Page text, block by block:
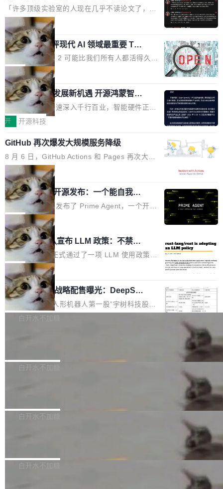
个表单字段，每个字段还有联动逻辑；比如我
想...
的严苛使用需求。 澎湃功率，紧凑机身 钛金雕1
600PG5 AI TOP具备强悍输出功率，同时实现
机身尺寸大幅精简。整机长度仅16厘米，属于同
功率段机身尺寸十分紧凑的1600W电源产品。小
巧机身有效提升市面主流标准A...
元。数字广告与公共关系相关服务市场更是从20
25年的8463亿美元扩张至2026年的8763亿美
元。数字的背后是一个清晰的事实——品牌对专
业化营销服务的需求从未如此迫切。 但市场扩容
的同时,服务商的竞争逻辑正在改变。2026年Top
Agency年度合辑的观察指出,“产品”这个离消费
者最近的载体,在整个品牌营销层面的权重显著变
高了。全域营销服务商的竞争正在从规模转向深
度,案例厚度、全域覆盖、多线协同...
了
「许多顶级实验室的人现在几乎不读论文了，而
且他们认为 ICLR/ICML/NeurIPS 充斥着大量过
度宣传和欺诈。」 OpenAI 研究员 Keller Jorda
n 这条推文引发了广泛讨论。他不是在说风凉
话，他是说出了一个圈内人尽皆知但很少公开捅
破的事实。 Jordan 随后补充了一句软化声明：
「我不认为这些会议上大部分论文都在过度宣传
或造假。问题是，作为读者，如果你筛选出那些
看起来最令人兴奋的论文，那它们大部分都是过
度宣传的。」 这才是真正的痛点。不是所有论文
都有问题，是最吸引眼球的那批论文最有问题。
他引用的帖子来自 Mathew Shen，一位 ICLR 2
026 的读者：「看了篇 ...
局
xAI 前工程师评现代 AI 领域最重要 Top
3 开源项目
Flash Attention 2 可能比我们所有人都活得久。
这句话不是来自某个技术博客，而是出自 Hieu
Pham 的一条推文。Hieu Pham 是谁？他是 xAI
的早期工程师之一，在 Grok 训练基础设施团队
工作过。近日他在 X 上发了一条帖子，列出了他
认为现代 AI 领域最重要的三个开源项目。 第一
理由很具体。FA 系列不需要解释，但 FA2 是他
认为最重要的一个——复杂度恰到好处，刚好能
驱动你去学 CuTe，但还没被那些"邪恶的" Hopp
er++ 优化所淹没，足够容易修改和适配。 更关
键的是 FA2 的持久性...
局
共商智能硬件发展新机遇 开源鸿蒙智能
硬件开发者日杭州站即将举行
随着万物智联加速深入千行百业，智能硬件正从
单点设备迈向智能化、网联化、协同化发展。作
鸿蒙通过统一技术底座和分布式能力，为不同类
型智能设备的开发、连接与互联提供关键支撑，
也为产业链企业探索产品创新与商业增长打开新
的空间。 8月14日，开源鸿蒙智能硬件开发者日
（OHDD：OpenHarmony Hardware Develope
r Day）将在杭州启航。活动面向智能硬件产业
链企业和开发者，邀请行业专家与资深技术顾
问，围绕开源鸿蒙技术能力、设备适配、芯片适
配、功耗与稳定性调优、兼容性测评及统一互联
等内容展开系统讲解和实战交流，帮助企业进一
步了解开源鸿蒙在智能...
开 开源科技
GitHub 再次爆发大规模服务降级
8 月 6 日，GitHub Actions 和 Pages 再次大规
模服务降级，Actions 完全不可用超过 5 小时，
webhook 停发，连自托管 runner 也因调度层故
障无法工作。Pages、Copilot code review、C
opilot coding agent 全部受影响。从检测到完全
恢复，大约 12 小时。 这是 2026 年 8 月的第六
起事故，其中四起与 AI/Copilot 服务相关。 Git
Hub 员工 kdaigle 在 HN 讨论中贴出了一组数
据：2025 年全年 10 亿次 commit。现在，每周
2.75 亿次，全年预计 140 亿次。GitHub...
局
Prime Agent 开源发布：一个能自我改
进的编程 Agent，ARC-AGI 3 超越人类
专家基线
Prime Intellect 发布了 Prime Agent，一个开源
的编程 Agent Harness，核心设计围绕两个抽
象：Recursive Language Model（RLM）和 C
ontinual Harness。在 ARC-AGI 3 基准测试
上，Prime Agent + Opus 5 的组合达到了 95.
5% RHAE Best@1，超过了 ARC 报告的人类专
家基线 95.4%。 不是又一个 coding agent 包装
器 Prime Agent 的架构和市面上大多数 coding
agent 有本质区别。大多数 agent harness 的设
计是基于早期模型的能力—...
局
Rust 项目团队宣布 LLM 政策：不禁
止，但你要承认哪些代码不是你写的
Rust 语言项目正式通过了一项 LLM 使用政策，
覆盖 rust-lang/rust 单一仓库的代码贡献。这不
是项目级别的官方立场，目前由五个团队采纳，
但它可能是主流开源项目中关于 AI 辅助贡献最
细致的一份规则。 政策的核心只有一句话：LLM
可以用来分析、提炼、审阅、建议，但不能用来
不得生成涉及安全性的关键变更，除非作者本身
局
宇树科技 IPO 战略配售曝光：DeepSe
ek 获配 93.3 万股，锁定 36 个月
8月6日晚间，“人形机器人第一股”宇树科技股份
有限公司披露IPO发行价格及战略配售结果，杭
36个月。 公告显示，本次宇树科技战略配售对
员工参与设立的专项资产管理计划。其中，Dee
获配9...
白开水不加糖
Bug fixes and enhancements 修复多次传递同
一个回归问题，该问题导致拉取镜像时会拒绝包
题，该问题可能导致在旧版 Linux 内核...
白开水不加糖
e 孵化器项目管理委员会（IPMC）投票中获得
P）！这一里程碑不仅标志着 Fluss 迈入新的发
白开水不加糖
长期停止内容更新，未能实现其作为“AI版维基百
白开水不加糖